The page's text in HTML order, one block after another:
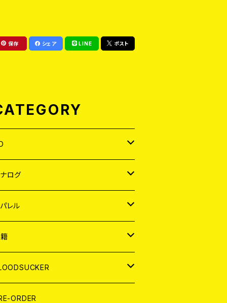
保存 シェア LINE ポスト
ログ
レル
集 (PHOTOBOOK)
ORDER